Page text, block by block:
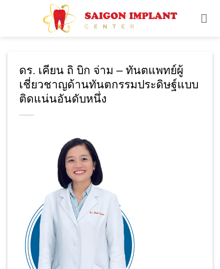
ดร. เคียน ถิ บิก จ่าม – ทันตแพทย์ผู้
เชี่ยวชาญด้านทันตกรรมประดิษฐ์แบบ
ติดแน่นอันดับหนึ่ง